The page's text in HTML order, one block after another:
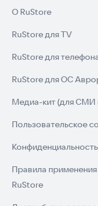
О RuStore
RuStore для TV
RuStore для
RuStore для ОС
Медиа-кит (для СМИ
Пользовательское
Правила
RuStore